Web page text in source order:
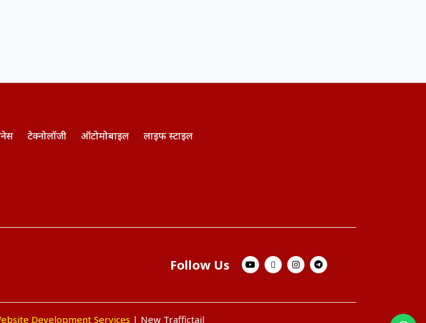
टेक्नोलॉजी ऑटोमोबाइल लाइफ स्टाइल
Follow Us
Development Services | New Traffictail